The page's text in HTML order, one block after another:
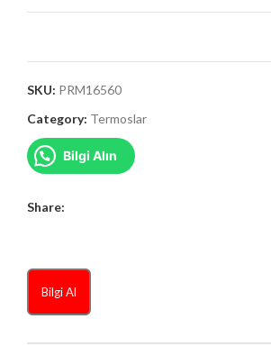
SKU: PRM16560
Category: Termoslar
Bilgi Alın
Share:
Bilgi Al